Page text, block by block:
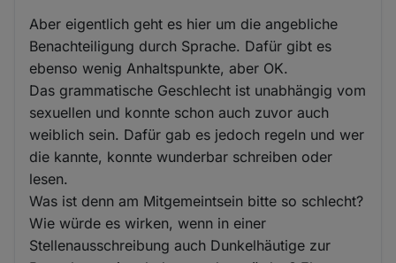
Aber eigentlich geht es hier um die angebliche
Benachteiligung durch Sprache. Dafür gibt es
ebenso wenig Anhaltspunkte, aber OK.
Das grammatische Geschlecht ist unabhängig vom
sexuellen und konnte schon auch zuvor auch
weiblich sein. Dafür gab es jedoch regeln und wer
die kannte, konnte wunderbar schreiben oder
lesen.
Was ist denn am Mitgemeintsein bitte so schlecht?
Wie würde es wirken, wenn in einer
Stellenausschreibung auch Dunkelhäutige zur